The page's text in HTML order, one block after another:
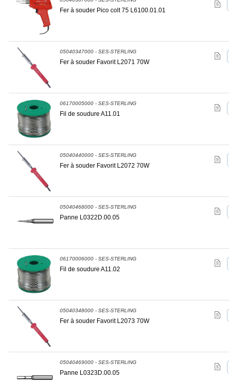
Fer à souder Pico colt 75 L6100.01.01
05040347000 - SES-STERLING
Fer à souder Favorit L2071 70W
06170005000 - SES-STERLING
Fil de soudure A11.01
05040440000 - SES-STERLING
Fer à souder Favorit L2072 70W
05040468000 - SES-STERLING
Panne L0322D.00.05
06170006000 - SES-STERLING
Fil de soudure A11.02
05040348000 - SES-STERLING
Fer à souder Favorit L2073 70W
05040469000 - SES-STERLING
Panne L0323D.00.05